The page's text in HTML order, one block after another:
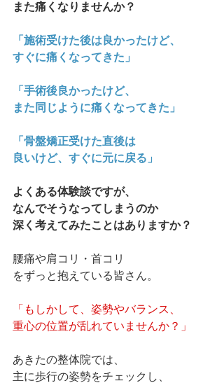
また痛くなりませんか？
「施術受けた後は良かったけど、
すぐに痛くなってきた」
「手術後良かったけど、
また同じように痛くなってきた」
「骨盤矯正受けた直後は
良いけど、すぐに元に戻る」
よくある体験談ですが、
なんでそうなってしまうのか
深く考えてみたことはありますか？
腰痛や肩コリ・首コリ
をずっと抱えている皆さん。
「もしかして、姿勢やバランス、
重心の位置が乱れていませんか？」
あきたの整体院では、
主に歩行の姿勢をチェックし、